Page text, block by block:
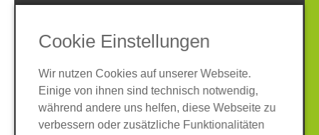
SOCIAL MEDIA
Cookie Einstellungen
Wir nutzen Cookies auf unserer Webseite.
Einige von ihnen sind technisch notwendig,
während andere uns helfen, diese Webseite zu
verbessern oder zusätzliche Funktionalitäten